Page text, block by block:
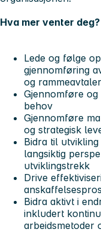
Hva mer venter deg?
Lede og følge
gjennomføring
og rammeavtaler
Gjennomføre
behov
Gjennomføre
og strategisk
Bidra til
langsiktig
utviklingstrekk
Drive
Bidra aktivt i
inkludert
arbeidsmetoder